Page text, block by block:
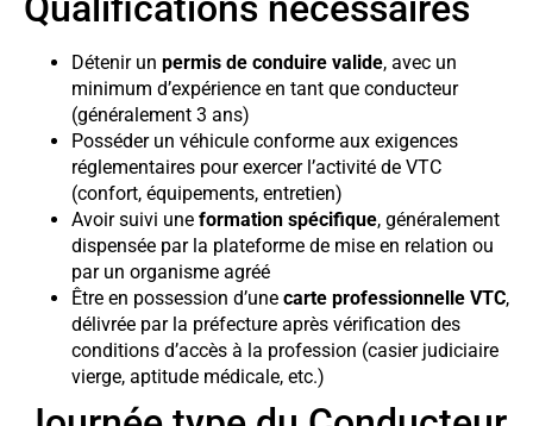
Détenir un permis de conduire valide, avec un
minimum d’expérience en tant que conducteur
(généralement 3 ans)
Posséder un véhicule conforme aux exigences
réglementaires pour exercer l’activité de VTC
(confort, équipements, entretien)
Avoir suivi une formation spécifique, généralement
dispensée par la plateforme de mise en relation ou
par un organisme agréé
Être en possession d’une carte professionnelle VTC,
délivrée par la préfecture après vérification des
conditions d’accès à la profession (casier judiciaire
vierge, aptitude médicale, etc.)